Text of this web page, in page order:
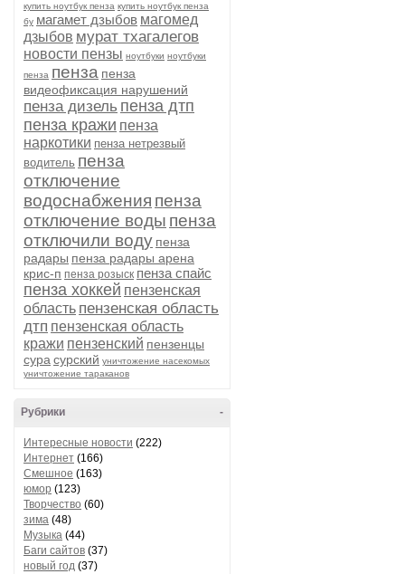
купить ноутбук пенза купить ноутбук пенза
бу магамет дзыбов магомед
дзыбов мурат тхагалегов
новости пензы ноутбуки ноутбуки
пенза пенза пенза
видеофиксация нарушений
пенза дизель пенза дтп
пенза кражи пенза
наркотики пенза нетрезвый
водитель пенза
отключение
водоснабжения пенза
отключение воды пенза
отключили воду пенза
радары пенза радары арена
крис-п пенза розыск пенза спайс
пенза хоккей пензенская
область пензенская область
дтп пензенская область
кражи пензенский пензенцы
сура сурский уничтожение насекомых
уничтожение тараканов
-
Рубрики
Интересные новости (222)
Интернет (166)
Смешное (163)
юмор (123)
Творчество (60)
зима (48)
Музыка (44)
Баги сайтов (37)
новый год (37)